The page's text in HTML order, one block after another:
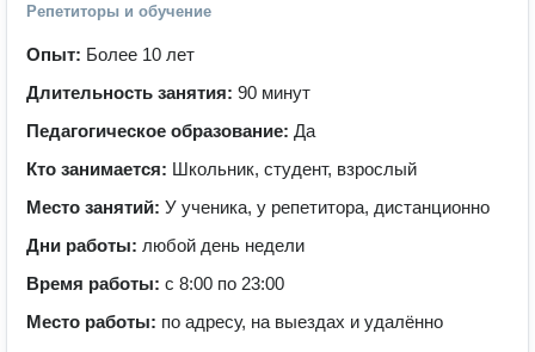
Репетиторы и обучение
Опыт: Более 10 лет
Длительность занятия: 90 минут
Педагогическое образование: Да
Кто занимается: Школьник, студент, взрослый
Место занятий: У ученика, у репетитора, дистанционно
Дни работы: любой день недели
Время работы: с 8:00 по 23:00
Место работы: по адресу, на выездах и удалённо